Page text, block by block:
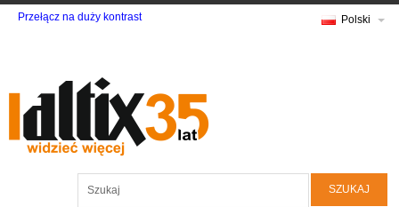
Przełącz na duży kontrast Polski